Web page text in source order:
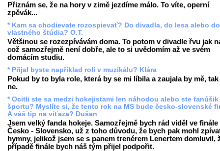
Přiznám se, že na hory v zimě jezdíme málo. To víte, operní
zpěvák...
* Kam sa chodievate rozospievať? Do divadla, do lesa alebo do
vlastného štúdia? O.T.
Většinou se rozezpívávám doma. To potom v divadle řvu jak
což samozřejmě není dobře, ale to si uvědomím až ve svém
domácím studiu.
* Přijal byste například roli v muzikálu? Klára
Pokud by to byla role, která by se mi líbila a zaujala by mě,
ne.
* Ocitli ste sa medzi hokejistami len náhodou alebo ste
športu? Myslíte si, že tento rok na MS bude česko-slovenské
A váš tip na víťaza? Dušan
Jsem velký fanda hokeje. Samozřejmě bych rád viděl ve finále
Česko - Slovensko, už z toho důvodu, že bych pak mohl
hymny, jelikož jsem se s panem trenérem Lenertem domluvil,
případě finále bych náš tým přijel podpořit.